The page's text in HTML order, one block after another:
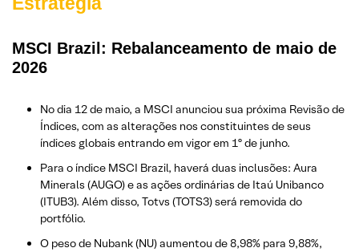
MSCI Brazil: Rebalanceamento de maio de
2026
No dia 12 de maio, a MSCI anunciou sua próxima Revisão de
Índices, com as alterações nos constituintes de seus
índices globais entrando em vigor em 1º de junho.
Para o índice MSCI Brazil, haverá duas inclusões: Aura
Minerals (AUGO) e as ações ordinárias de Itaú Unibanco
(ITUB3). Além disso, Totvs (TOTS3) será removida do
portfólio.
O peso de Nubank (NU) aumentou de 8,98% para 9,88%,